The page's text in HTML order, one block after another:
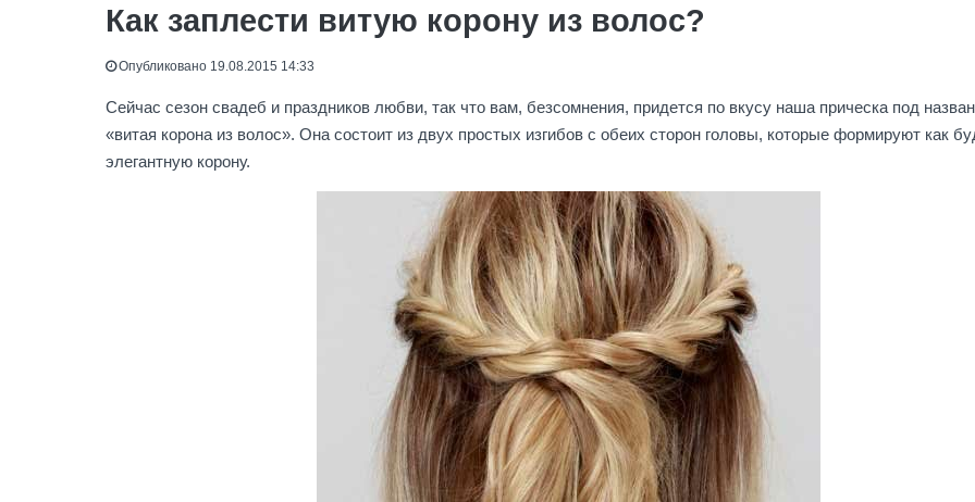
Как заплести витую корону из волос?
Опубликовано 19.08.2015 14:33
Сейчас сезон свадеб и праздников любви, так что вам, безсомнения, придется по вкусу наша прическа под
«витая корона из волос». Она состоит из двух простых изгибов с обеих сторон головы, которые формируют как
элегантную корону.